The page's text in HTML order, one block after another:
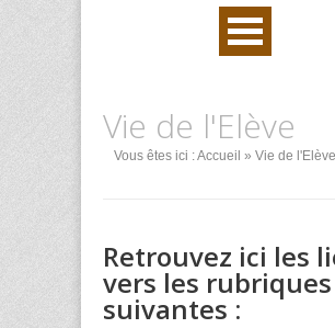
Vie de l'Elève
Vous êtes ici :Accueil » Vie de l'Elève
Retrouvez ici les
vers les rubriques
suivantes :